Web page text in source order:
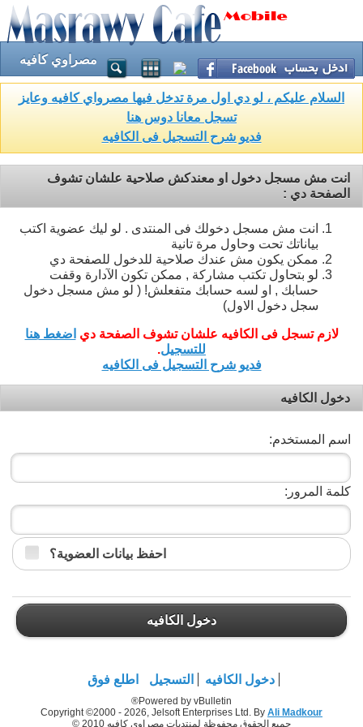
مصراوي كافيه
السلام عليكم ، لو دي اول مرة تدخل فيها مصرواي كافيه وعايز
تسجل معانا دوس هنا
فديو شرح التسجيل فى الكافيه
انت مش مسجل دخول او معندكش صلاحية علشان تشوف
الصفحة دي :
انت مش مسجل دخولك فى المنتدى . لو ليك عضوية اكتب
بياناتك تحت وحاول مرة تانية
ممكن يكون مش عندك صلاحية للدخول للصفحة دي
لو بتحاول تكتب مشاركة , ممكن تكون الآدارة وقفت
حسابك , او لسه حسابك متفعلش! ( لو مش مسجل دخول
سجل دخول الاول)
لازم تسجل فى الكافيه علشان تشوف الصفحة دي اضغط هنا
للتسجيل.
فديو شرح التسجيل فى الكافيه
دخول الكافيه
اسم المستخدم:
كلمة المرور:
احفظ بيانات العضوية؟
دخول الكافيه
دخول الكافيه التسجيل اطلع فوق
Powered by vBulletin®
Copyright ©2000 - 2026, Jelsoft Enterprises Ltd. By Ali Madkour
جميع الحقوق محفوظة لمنتديات مصراوي كافيه 2010 ©